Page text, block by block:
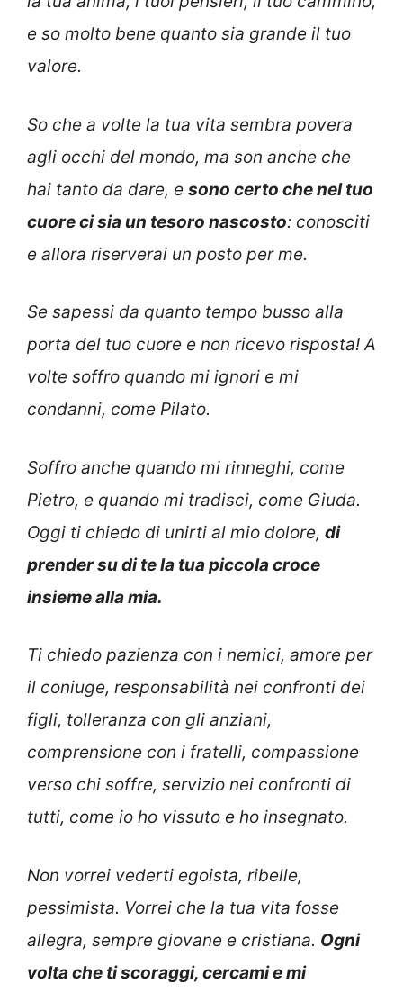
e so molto bene quanto sia grande il tuo
valore.
So che a volte la tua vita sembra povera
agli occhi del mondo, ma son anche che
hai tanto da dare, e sono certo che nel tuo
cuore ci sia un tesoro nascosto: conosciti
e allora riserverai un posto per me.
Se sapessi da quanto tempo busso alla
porta del tuo cuore e non ricevo risposta! A
volte soffro quando mi ignori e mi
condanni, come Pilato.
Soffro anche quando mi rinneghi, come
Pietro, e quando mi tradisci, come Giuda.
Oggi ti chiedo di unirti al mio dolore, di
prender su di te la tua piccola croce
insieme alla mia.
Ti chiedo pazienza con i nemici, amore per
il coniuge, responsabilità nei confronti dei
figli, tolleranza con gli anziani,
comprensione con i fratelli, compassione
verso chi soffre, servizio nei confronti di
tutti, come io ho vissuto e ho insegnato.
Non vorrei vederti egoista, ribelle,
pessimista. Vorrei che la tua vita fosse
allegra, sempre giovane e cristiana. Ogni
volta che ti scoraggi, cercami e mi